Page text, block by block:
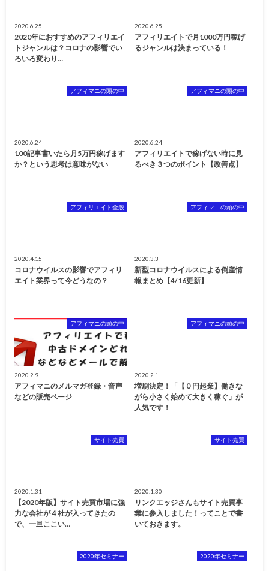
2020.6.25
2020年におすすめのアフィリエイ
トジャンルは？コロナの影響でい
ろいろ変わり…
2020.6.25
アフィリエイトで月1000万円稼げ
るジャンルは決まっている！
アフィマニの頭の中
2020.6.24
100記事書いたら月5万円稼げます
か？という思考は意味がない
アフィマニの頭の中
2020.6.24
アフィリエイトで稼げない時に見
るべき３つのポイント【改善点】
アフィリエイト全般
2020.4.15
コロナウイルスの影響でアフィリ
エイト業界って今どうなの？
アフィマニの頭の中
2020.3.3
新型コロナウイルスによる倒産情
報まとめ【4/16更新】
アフィマニの頭の中
2020.2.9
アフィマニのメルマガ登録・音声
などの販売ページ
アフィマニの頭の中
2020.2.1
増刷決定！「【０円起業】働きな
がら小さく始めて大きく稼ぐ」が
人気です！
サイト売買
2020.1.31
【2020年版】サイト売買市場に強
力な会社が４社が入ってきたの
で、一旦ここい…
サイト売買
2020.1.30
リンクエッジさんもサイト売買事
業に参入しました！ってことで書
いておきます。
2020年セミナー 2020年セミナー